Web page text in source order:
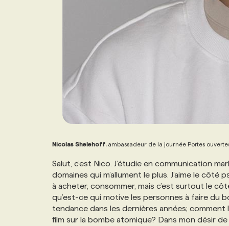
Nicolas Shelehoff, ambassadeur de la journée Portes
Salut, c’est Nico. J’étudie en communication
domaines qui m’allument le plus. J’aime le
à acheter, consommer, mais c’est surtout le
qu’est-ce qui motive les personnes à faire du
tendance dans les dernières années;
film sur la bombe atomique? Dans mon désir